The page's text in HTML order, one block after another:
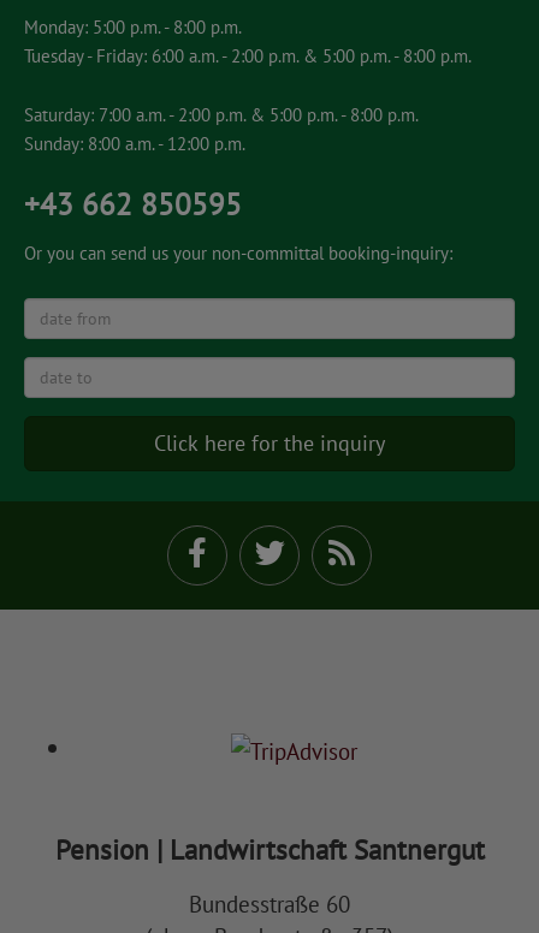
Monday: 5:00 p.m. - 8:00 p.m.
Tuesday - Friday: 6:00 a.m. - 2:00 p.m. & 5:00 p.m. - 8:00 p.m.
Saturday: 7:00 a.m. - 2:00 p.m. & 5:00 p.m. - 8:00 p.m.
Sunday: 8:00 a.m. - 12:00 p.m.
+43 662 850595
Or you can send us your non-committal booking-inquiry:
date
from
date
to
Pension | Landwirtschaft Santnergut
Bundesstraße 60